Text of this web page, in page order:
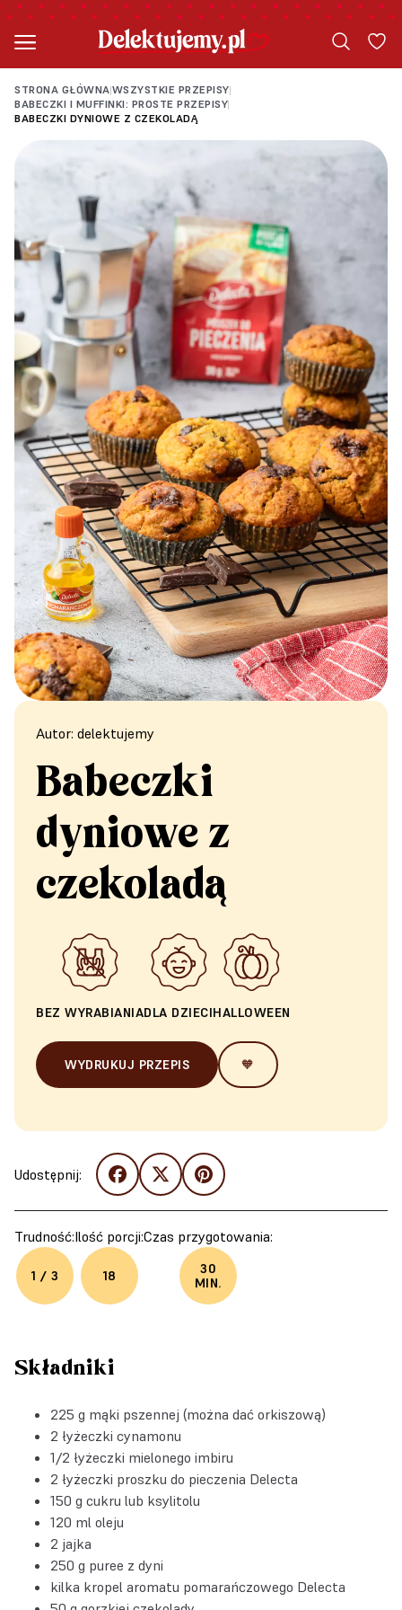
STRONA GŁÓWNA|WSZYSTKIE PRZEPISY|
BABECZKI I MUFFINKI: PROSTE PRZEPISY|
BABECZKI DYNIOWE Z CZEKOLADĄ
Autor: delektujemy
Babeczki
dyniowe z
czekoladą
BEZ WYRABIANIADLA DZIECIHALLOWEEN
WYDRUKUJ PRZEPIS 🧡
Udostępnij:
Trudność:
1 / 3
Ilość porcji:
18
Czas przygotowania:
30
MIN.
Składniki
225 g mąki pszennej (można dać orkiszową)
2 łyżeczki cynamonu
1/2 łyżeczki mielonego imbiru
2 łyżeczki proszku do pieczenia Delecta
150 g cukru lub ksylitolu
120 ml oleju
2 jajka
250 g puree z dyni
kilka kropel aromatu pomarańczowego Delecta